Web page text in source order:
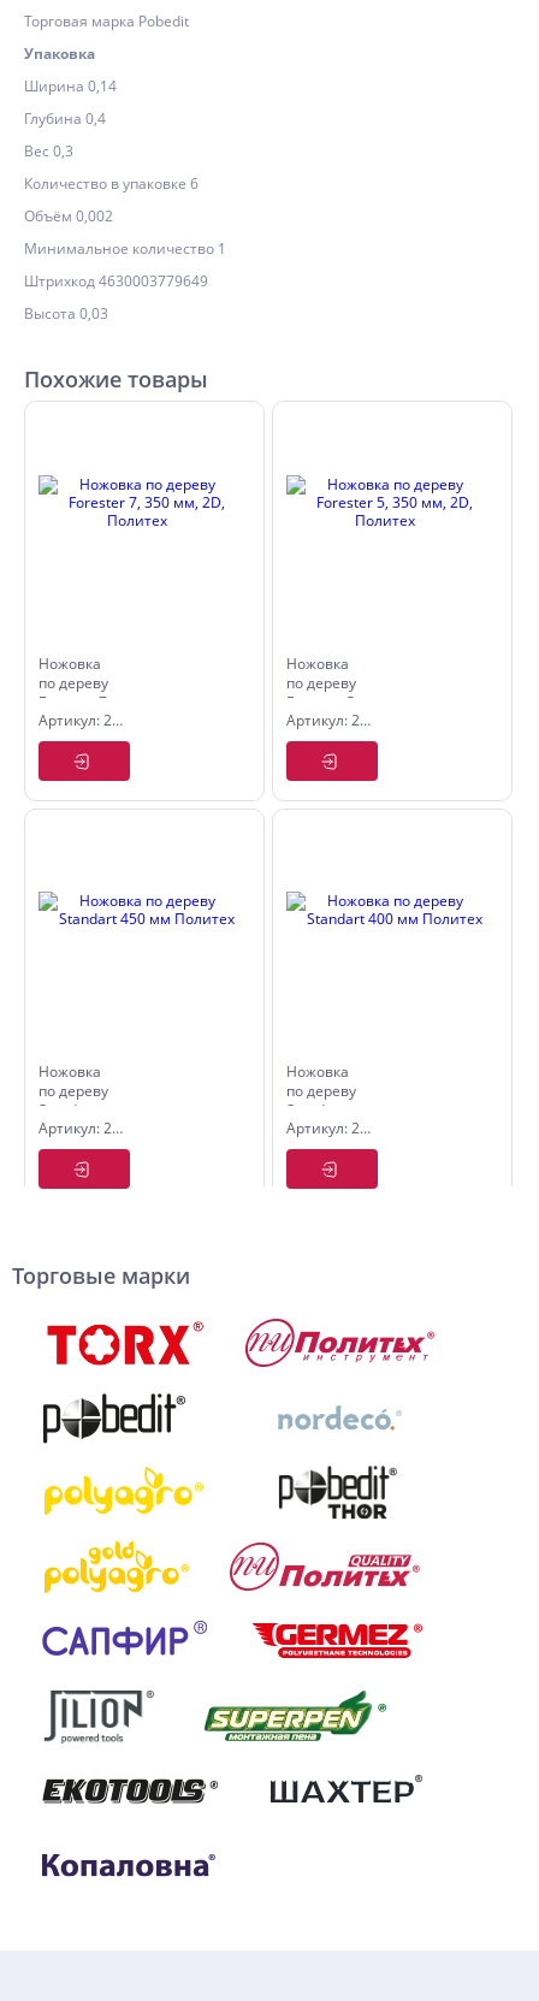
Торговая марка Pobedit
Упаковка
Ширина 0,14
Глубина 0,4
Вес 0,3
Количество в упаковке 6
Объём 0,002
Минимальное количество 1
Штрихкод 4630003779649
Высота 0,03
Похожие товары
Ножовка
по дереву
Forester 7,
350 мм,
2D,
Политех
Артикул: 2505255
Ножовка
по дереву
Forester 5,
350 мм,
2D,
Политех
Артикул: 2505205
Ножовка
по дереву
Standart
450 мм
Политех
Артикул: 2505045
Ножовка
по дереву
Standart
400 мм
Политех
Артикул: 2505040
Торговые марки